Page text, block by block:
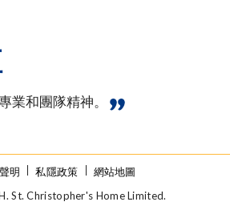
業和團隊精神。
明 私隱政策
網站地圖
St. Christopher's Home Limited.